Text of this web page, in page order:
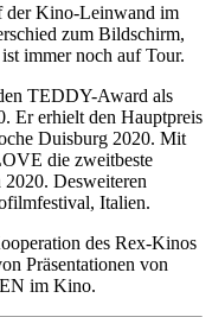
der Kino-Leinwand im
zum Bildschirm,
immer noch auf Tour.
TEDDY-Award als
Er erhielt den Hauptpreis
Duisburg 2020. Mit
die zweitbeste
Desweiteren
Italien.
des Rex-Kinos
Präsentationen von
im Kino.